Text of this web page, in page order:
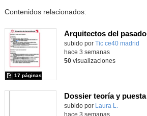
Contenidos relacionados:
Arquitectos del pasado
subido por Tic ce40 madrid
17 páginas
hace 3 semanas
50visualizaciones
Contenido educativo.
subido por Laura L.
hace 3 semanas